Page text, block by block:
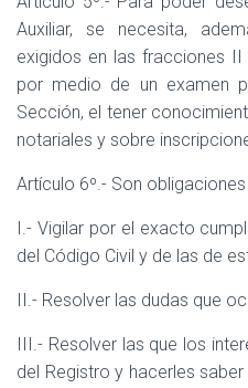
Auxiliar, se necesita,
exigidos en las fracciones
por medio de un examen
Sección, el tener
notariales y sobre
Artículo 6º.- Son
I.- Vigilar por el exacto
del Código Civil y de las de
II.- Resolver las dudas que
III.- Resolver las que los
del Registro y hacerles